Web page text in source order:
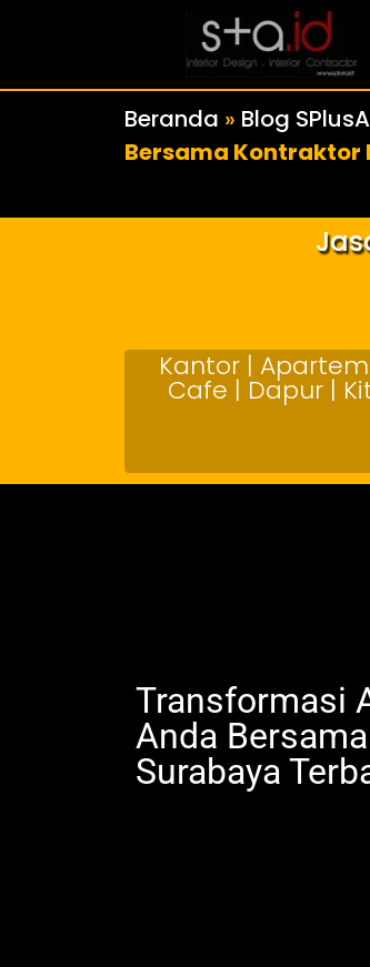
Beranda » Blog
Bersama Kontraktor
Kantor |
Cafe | Dapur |
Transformasi
Anda
Surabaya